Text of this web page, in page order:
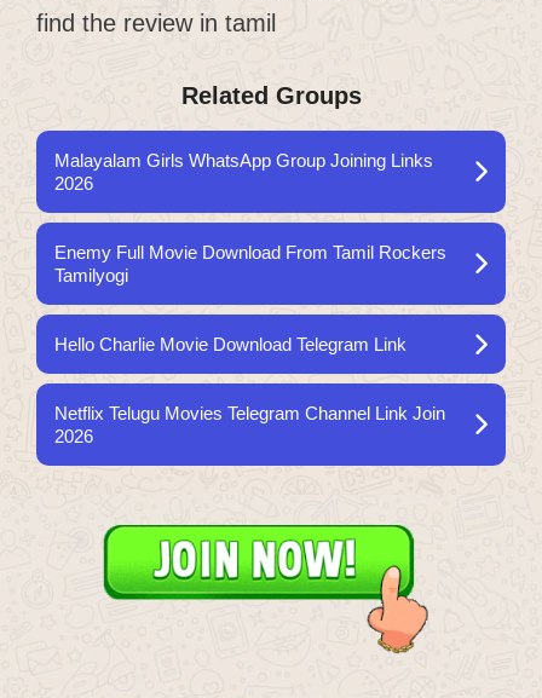
find the review in tamil
Related Groups
Malayalam Girls WhatsApp Group Joining Links
2026
Enemy Full Movie Download From Tamil Rockers
Tamilyogi
Hello Charlie Movie Download Telegram Link
Netflix Telugu Movies Telegram Channel Link Join
2026